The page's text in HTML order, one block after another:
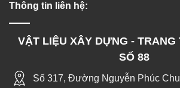
Thông tin liên hệ:
VẬT LIỆU XÂY DỰNG - TRANG
SỐ 88
Số 317, Đường Nguyễn Phúc